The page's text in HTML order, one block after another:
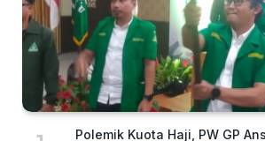
Polemik Kuota Haji, PW GP